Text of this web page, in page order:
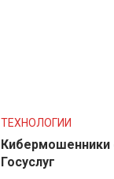
ТЕХНОЛОГИИ
Кибермошенники
Госуслуг